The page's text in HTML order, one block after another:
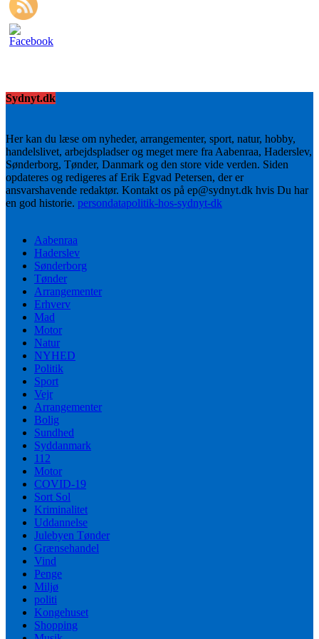
Sydnyt.dk
Her kan du læse om nyheder, arrangementer, sport, natur, hobby,
handelslivet, arbejdspladser og meget mere fra Aabenraa, Haderslev,
Sønderborg, Tønder, Danmark og den store vide verden. Siden
opdateres og redigeres af Erik Egvad Petersen, der er
ansvarshavende redaktør. Kontakt os på ep@sydnyt.dk hvis Du har
en god historie. persondatapolitik-hos-sydnyt-dk
Aabenraa
Haderslev
Sønderborg
Tønder
Arrangementer
Erhverv
Mad
Motor
Natur
NYHED
Politik
Sport
Vejr
Arrangementer
Bolig
Sundhed
Syddanmark
112
Motor
COVID-19
Sort Sol
Kriminalitet
Uddannelse
Julebyen Tønder
Grænsehandel
Vind
Penge
Miljø
politi
Kongehuset
Shopping